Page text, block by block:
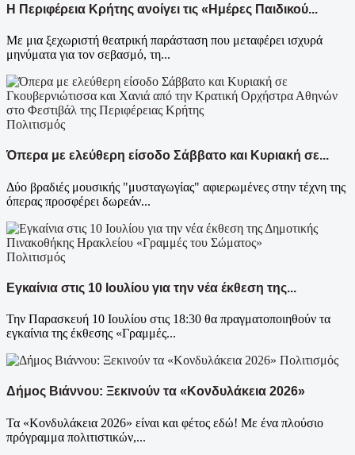
Η Περιφέρεια Κρήτης ανοίγει τις «Ημέρες Παιδικού...
Με μια ξεχωριστή θεατρική παράσταση που μεταφέρει ισχυρά
μηνύματα για τον σεβασμό, τη...
Πολιτισμός
Όπερα με ελεύθερη είσοδο Σάββατο και Κυριακή σε...
Δύο βραδιές μουσικής "μυσταγωγίας" αφιερωμένες στην τέχνη της
όπερας προσφέρει δωρεάν...
Πολιτισμός
Εγκαίνια στις 10 Ιουλίου για την νέα έκθεση της...
Την Παρασκευή 10 Ιουλίου στις 18:30 θα πραγματοποιηθούν τα
εγκαίνια της έκθεσης «Γραμμές...
Πολιτισμός
Δήμος Βιάννου: Ξεκινούν τα «Κονδυλάκεια 2026»
Τα «Κονδυλάκεια 2026» είναι και φέτος εδώ! Με ένα πλούσιο
πρόγραμμα πολιτιστικών,...